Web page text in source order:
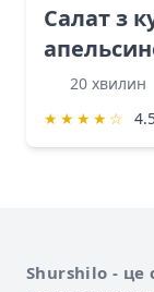
Салат з
20 хвилин
★ ★ ★ ★ ☆
Про сервіс
Shurshilo - це